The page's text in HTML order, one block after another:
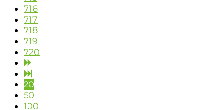
716
717
718
719
720
20
50
100